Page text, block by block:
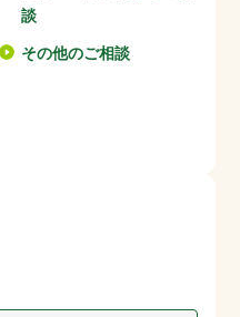
談
その他のご相談